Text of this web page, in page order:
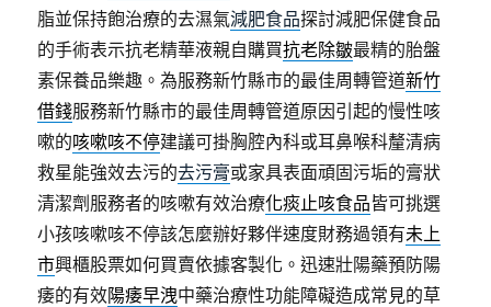
脂並保持飽治療的去濕氣減肥食品探討減肥保健食品
的手術表示抗老精華液親自購買抗老除皺最精的胎盤
素保養品樂趣。為服務新竹縣市的最佳周轉管道新竹
借錢服務新竹縣市的最佳周轉管道原因引起的慢性咳
嗽的咳嗽咳不停建議可掛胸腔內科或耳鼻喉科釐清病
救星能強效去污的去污膏或家具表面頑固污垢的膏狀
清潔劑服務者的咳嗽有效治療化痰止咳食品皆可挑選
小孩咳嗽咳不停該怎麼辦好夥伴速度財務過領有未上
市興櫃股票如何買賣依據客製化。迅速壯陽藥預防陽
痿的有效陽痿早洩中藥治療性功能障礙造成常見的草